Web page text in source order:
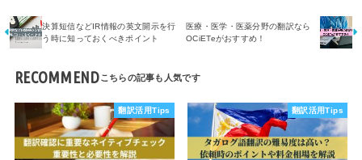
決算短信などIR情報の英文開示を行
う時に知っておくべきポイント
医療・医学・医薬分野の翻訳なら
OCiETeがおすすめ！
RECOMMEND
翻訳活用Tips 翻訳活用Tips